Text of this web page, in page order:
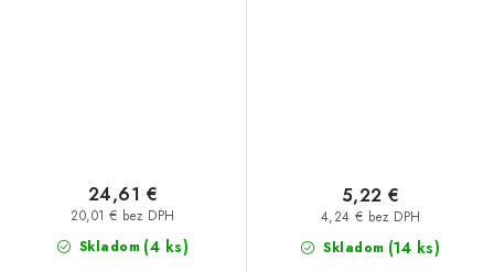
Skladom (4 ks)
20,01 € bez DPH
24,61 €
Skladom (14 ks)
4,24 € bez DPH
5,22 €